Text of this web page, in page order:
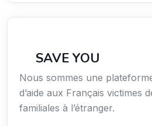
SAVE YOU
Nous sommes une
d’aide aux Français victimes
familiales à l’étranger.